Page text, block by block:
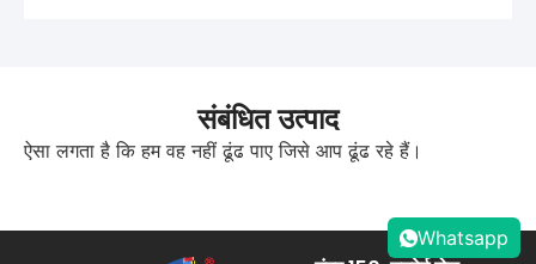
संबंधित उत्पाद
ऐसा लगता है कि हम वह नहीं ढूंढ पाए जिसे आप ढूंढ रहे हैं।
Whatsapp